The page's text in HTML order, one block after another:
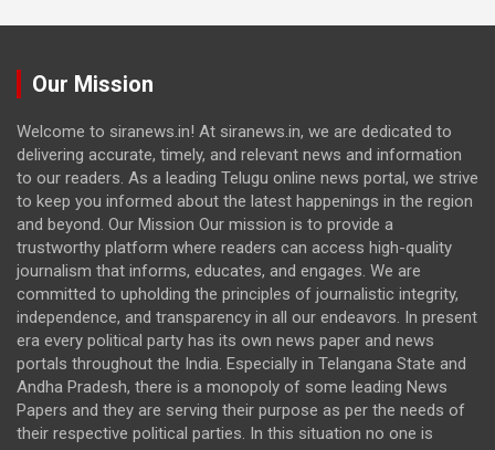
Our Mission
Welcome to siranews.in! At siranews.in, we are dedicated to
delivering accurate, timely, and relevant news and information
to our readers. As a leading Telugu online news portal, we strive
to keep you informed about the latest happenings in the region
and beyond. Our Mission Our mission is to provide a
trustworthy platform where readers can access high-quality
journalism that informs, educates, and engages. We are
committed to upholding the principles of journalistic integrity,
independence, and transparency in all our endeavors. In present
era every political party has its own news paper and news
portals throughout the India. Especially in Telangana State and
Andha Pradesh, there is a monopoly of some leading News
Papers and they are serving their purpose as per the needs of
their respective political parties. In this situation no one is